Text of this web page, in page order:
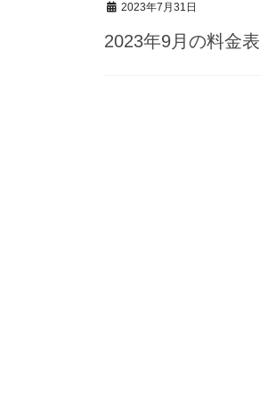
2023年7月31日
2023年9月の料金表